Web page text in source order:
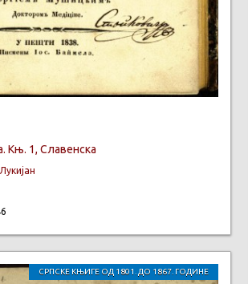
Књ. 1, Славенска
СРПСКЕ КЊИГЕ ОД 1801. ДО 1867. ГОДИНЕ